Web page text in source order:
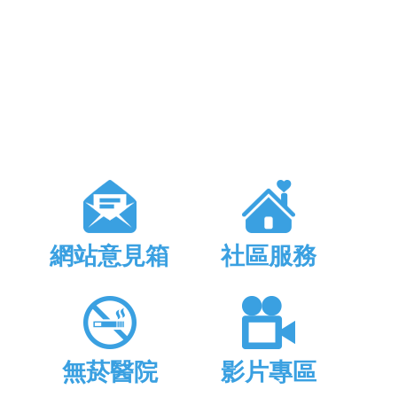
網站意見箱 社區服務
無菸醫院 影片專區